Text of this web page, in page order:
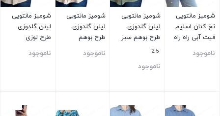
شومیز مانتویی
نخ کتان اسلیم
فیت آبی راه راه
ناموجود
شومیز مانتویی
لینن گلدوزی
طرح بوهم سبز
2.5
ناموجود
شومیز مانتویی
لینن گلدوزی
طرح بوهم
ناموجود
شومیز مانتویی
لینن گلدوزی
طرح لوزی
ناموجود